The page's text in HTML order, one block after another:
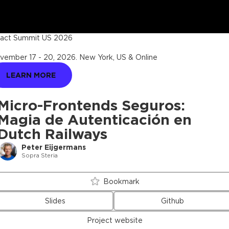
Frontends Seguros:
de Autenticación en
Railways
Peter Eijgermans
Sopra Steria
Summit US 2026
17 - 20, 2026 New York, US & Online
LEARN MORE
Bookmark
Slides Github
Project website